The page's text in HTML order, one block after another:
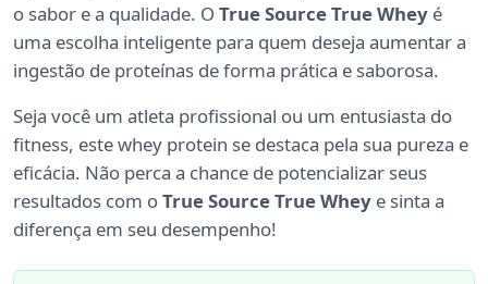
o sabor e a qualidade. O True Source True Whey é
uma escolha inteligente para quem deseja aumentar a
ingestão de proteínas de forma prática e saborosa.
Seja você um atleta profissional ou um entusiasta do
fitness, este whey protein se destaca pela sua pureza e
eficácia. Não perca a chance de potencializar seus
resultados com oTrue Source True Whey e sinta a
diferença em seu desempenho!